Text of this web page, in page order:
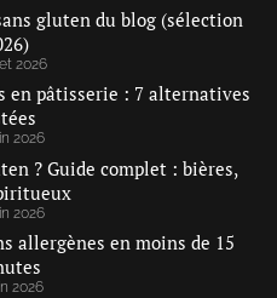
gluten du blog (sélection
2026
en pâtisserie : 7 alternatives
2026
? Guide complet : bières,
2026
allergènes en moins de 15
2026